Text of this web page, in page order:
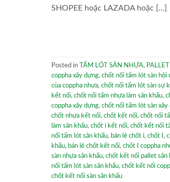
SHOPEE hoặc LAZADA hoặc […]
Posted in TẤM LÓT SÀN NHỰA,
coppha xây dựng, chốt nối tấm lót sàn hội
cùa coppha nhựa, chốt nối tấm lót sàn sự
kết nối, chốt nối tấm nhựa làm sân khấu,
coppha xây dựng, chốt nối tấm lót sàn xây
chốt nhựa kết nối, chốt kết nối, chốt nối
làm sân khấu, chốt i kết nối, chốt kết nối
nối tấm lót sân khấu, bán lẻ chốt i, chốt I ,
khấu, bán lẻ chốt kết nối, chốt I coppha
sàn nhựa sân khấu, chốt kết nối pallet sân
nối tấm lót sàn sân khấu, chốt kết nối
chốt kết nối sàn sân khấu